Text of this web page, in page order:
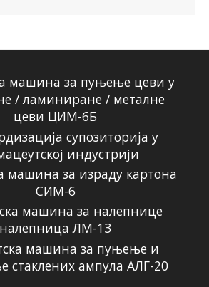
машина за пуњење цеви у
/ ламиниране / металне
цеви ЦИМ-6Б
супозиторија у
индустрији
машина за израду картона
СИМ-6
машина за налепнице
налепница ЛМ-13
машина за пуњење и
стаклених ампула АЛГ-20